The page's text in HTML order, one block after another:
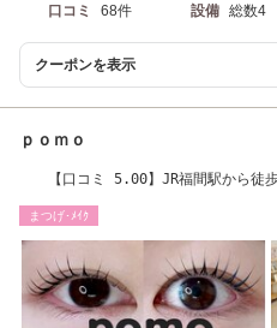
口コミ 68件 設備 総数4
クーポンを表示
ｐｏｍｏ
【口コミ 5.00】JR福間駅から徒
まつげ･ﾒｲｸ